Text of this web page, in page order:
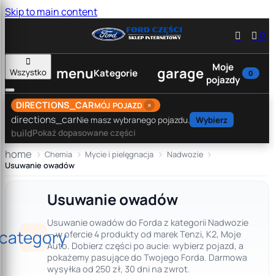
Skip to main content

 0

Wszystko
menuKategorie garage
Moje
pojazdy
0
DIRECTIONS_CARMÓJ POJAZD ×
directions_carNie masz wybranego pojazdu. Wybierz
buildPokaż dopasowane części
home Chemia Mycie i pielęgnacja
Nadwozie
Usuwanie owadów
Usuwanie owadów
Usuwanie owadów do Forda z kategorii Nadwozie
— w ofercie 4 produkty od marek Tenzi, K2, Moje
Auto. Dobierz części po aucie: wybierz pojazd, a
pokażemy pasujące do Twojego Forda. Darmowa
wysyłka od 250 zł, 30 dni na zwrot.